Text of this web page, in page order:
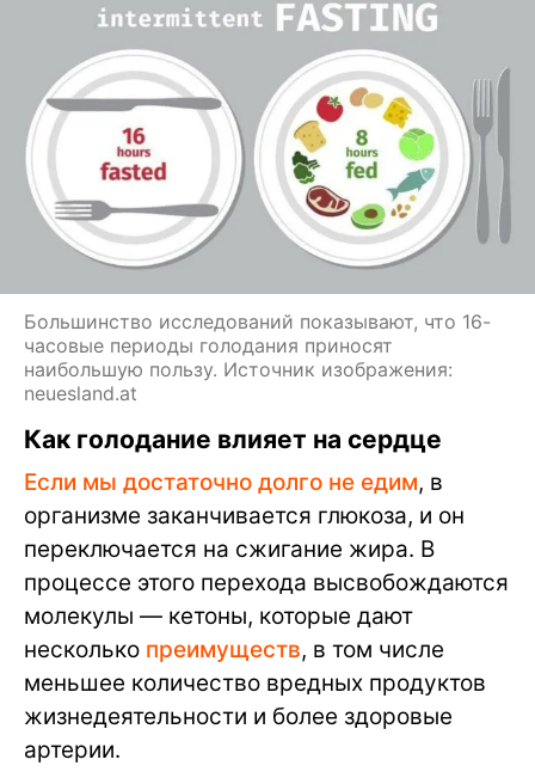
Большинство исследований показывают, что 16-
часовые периоды голодания приносят
наибольшую пользу. Источник изображения:
neuesland.at
Как голодание влияет на сердце
Если мы достаточно долго не едим, в
организме заканчивается глюкоза, и он
переключается на сжигание жира. В
процессе этого перехода высвобождаются
молекулы — кетоны, которые дают
несколько преимуществ, в том числе
меньшее количество вредных продуктов
жизнедеятельности и более здоровые
артерии.